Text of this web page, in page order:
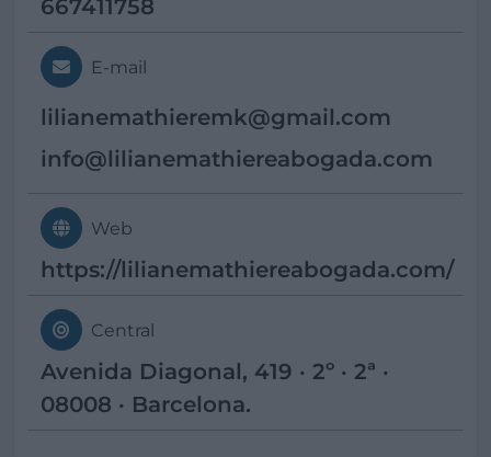
667411758
E-mail
lilianemathieremk@gmail.com
info@lilianemathiereabogada.com
Web
https://lilianemathiereabogada.com/
Central
Avenida Diagonal, 419 · 2º · 2ª ·
08008 · Barcelona.